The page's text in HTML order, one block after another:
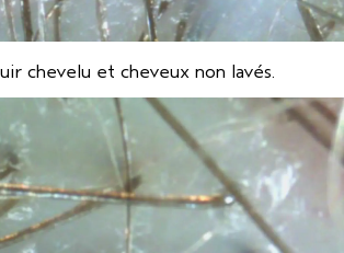
chevelu et cheveux non lavés.